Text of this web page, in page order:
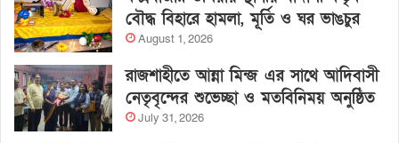
বৌদ্ধ বিহারে হামলা, মূর্তি ও ঘর ভাঙচুর
August 1, 2026
রাজশাহীতে আন্না মিন্জ এর সাথে আদিবাসী
নেতৃবৃন্দের শুভেচ্ছা ও মতবিনিময় অনুষ্ঠিত
July 31, 2026